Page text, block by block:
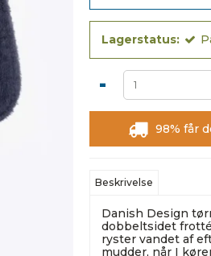
Lagerstatus:
-
98% får
Beskrivelse
Danish Design
dobbeltsidet
ryster vandet af
mudder, når I